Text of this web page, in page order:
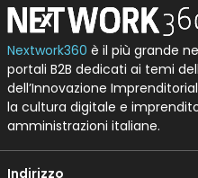
Nextwork360 è il più grande
portali B2B dedicati ai temi
dell’Innovazione
la cultura digitale e
amministrazioni italiane.
Indirizzo